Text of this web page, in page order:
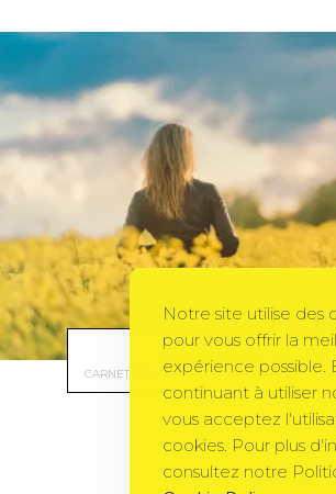
LE MONT NOIR
CARNET DE VOYAGEBY NATSUHIBOSHI 3
Notre site utilise des
pour vous offrir la
expérience possible.
continuant à utiliser
vous acceptez
cookies. Pour plus
consultez notre